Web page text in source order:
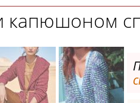
капюшоном